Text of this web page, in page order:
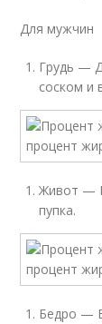
Для мужчин
Грудь —
соском и
Живот —
пупка.
Бедро —